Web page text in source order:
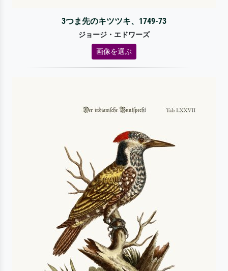
3つま先のキツツキ、1749-73
ジョージ・エドワーズ
画像を選ぶ